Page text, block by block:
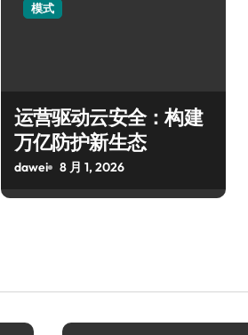
模式
运营驱动云安全：构建
万亿防护新生态
dawei 8 月 1, 2026